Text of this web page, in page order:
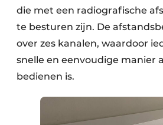
die met een radiografische
te besturen zijn. De
over zes kanalen, waardoor
snelle en eenvoudige manier
bedienen is.